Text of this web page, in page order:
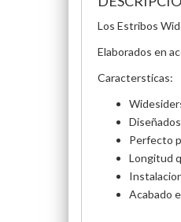
Los Estribos
Elaborados en
Caractersticas:
Perfecto
Longitud
Acabado